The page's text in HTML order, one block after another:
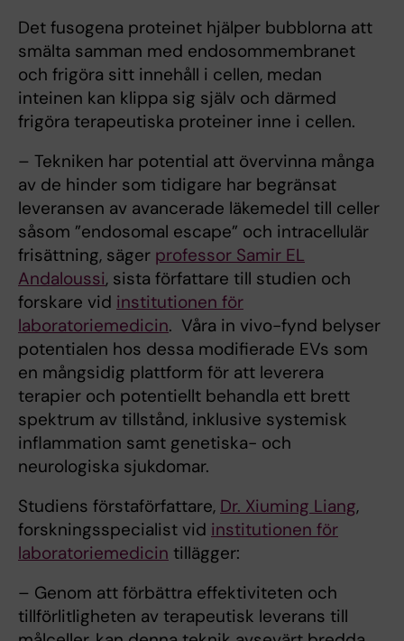
Det fusogena proteinet hjälper bubblorna att
smälta samman med endosommembranet
och frigöra sitt innehåll i cellen, medan
inteinen kan klippa sig själv och därmed
frigöra terapeutiska proteiner inne i cellen.
– Tekniken har potential att övervinna många
av de hinder som tidigare har begränsat
leveransen av avancerade läkemedel till celler
såsom ”endosomal escape” och intracellulär
frisättning, säger professor Samir EL
Andaloussi, sista författare till studien och
forskare vid institutionen för
laboratoriemedicin. Våra in vivo-fynd belyser
potentialen hos dessa modifierade EVs som
en mångsidig plattform för att leverera
terapier och potentiellt behandla ett brett
spektrum av tillstånd, inklusive systemisk
inflammation samt genetiska- och
neurologiska sjukdomar.
Studiens förstaförfattare, Dr. Xiuming Liang,
forskningsspecialist vid institutionen för
laboratoriemedicin tillägger:
– Genom att förbättra effektiviteten och
tillförlitligheten av terapeutisk leverans till